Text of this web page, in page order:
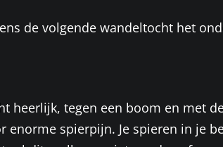
de volgende wandeltocht het
heerlijk, tegen een boom en met
spierpijn. Je spieren in je